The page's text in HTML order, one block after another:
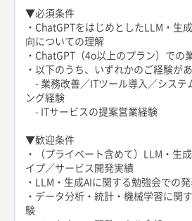
▼必須条件
・ChatGPTをはじめとしたLLM・生
向についての理解
・ChatGPT（4o以上のプラン）での
・以下のうち、いずれかのご経験が
- 業務改善／ITツール導入／システ
ング経験
- ITサービスの提案営業経験
▼歓迎条件
・（プライベート含めて）LLM・生
イプ／サービス開発実績
・LLM・生成AIに関する勉強会での
・データ分析・統計・機械学習に関
験